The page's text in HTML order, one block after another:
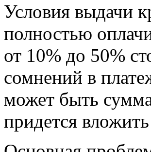
Условия выдачи
полностью
от 10% до 50%
сомнений в
может быть
придется